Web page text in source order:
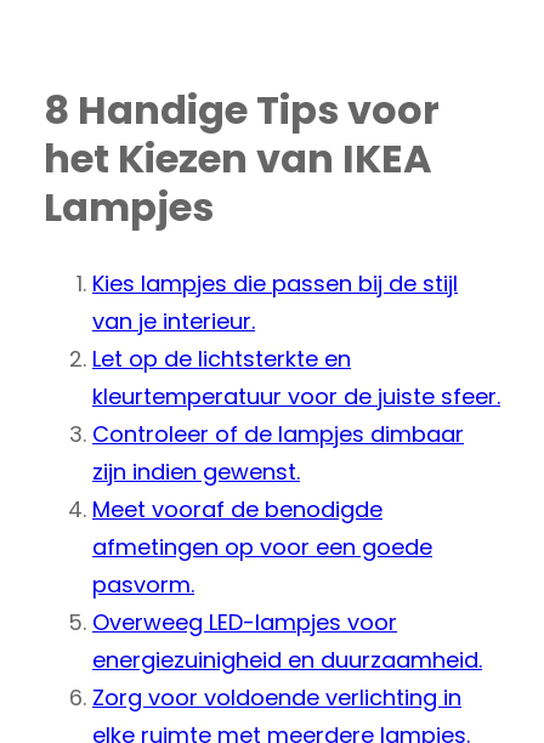
8 Handige Tips voor
het Kiezen van IKEA
Lampjes
Kies lampjes die passen bij de stijl
van je interieur.
Let op de lichtsterkte en
kleurtemperatuur voor de juiste sfeer.
Controleer of de lampjes dimbaar
zijn indien gewenst.
Meet vooraf de benodigde
afmetingen op voor een goede
pasvorm.
Overweeg LED-lampjes voor
energiezuinigheid en duurzaamheid.
Zorg voor voldoende verlichting in
elke ruimte met meerdere lampjes.